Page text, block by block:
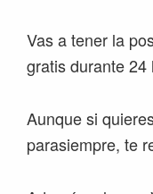
Vas a tener la
gratis durante 24
Aunque si
parasiempre, te